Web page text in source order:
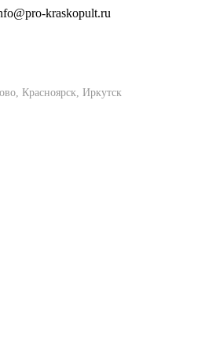
kraskopult.ru
Красноярск, Иркутск